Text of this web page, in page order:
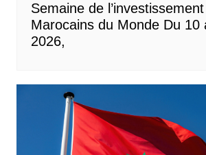
Semaine de
Marocains du Monde Du 10
2026,